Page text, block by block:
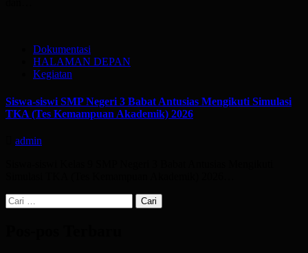
Dokumentasi
HALAMAN DEPAN
Kegiatan
Siswa-siswi SMP Negeri 3 Babat Antusias Mengikuti Simulasi
TKA (Tes Kemampuan Akademik) 2026
admin
Cari
untuk: